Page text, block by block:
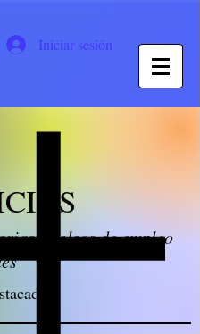
Iniciar sesión
/ bolsas de empleo